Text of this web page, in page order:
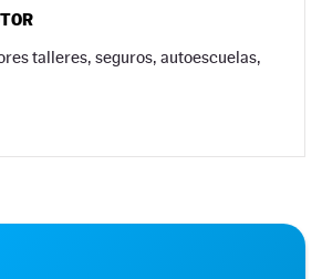
talleres, seguros, autoescuelas,